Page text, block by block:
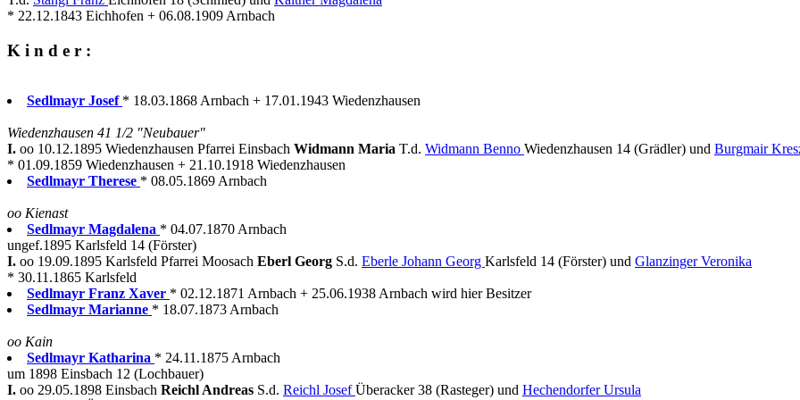
* 22.12.1843 Eichhofen + 06.08.1909 Arnbach
K i n d e r :
Sedlmayr Josef * 18.03.1868 Arnbach + 17.01.1943 Wiedenzhausen
Wiedenzhausen 41 1/2 "Neubauer"
I. oo 10.12.1895 Wiedenzhausen Pfarrei Einsbach Widmann Maria T.d. Widmann Benno Wiedenzhausen 14 (Grädler) und Burgmair
* 01.09.1859 Wiedenzhausen + 21.10.1918 Wiedenzhausen
Sedlmayr Therese * 08.05.1869 Arnbach
oo Kienast
Sedlmayr Magdalena * 04.07.1870 Arnbach
ungef.1895 Karlsfeld 14 (Förster)
I. oo 19.09.1895 Karlsfeld Pfarrei Moosach Eberl Georg S.d. Eberle Johann Georg Karlsfeld 14 (Förster) und Glanzinger Veronika
* 30.11.1865 Karlsfeld
Sedlmayr Franz Xaver * 02.12.1871 Arnbach + 25.06.1938 Arnbach wird hier Besitzer
Sedlmayr Marianne * 18.07.1873 Arnbach
oo Kain
Sedlmayr Katharina * 24.11.1875 Arnbach
um 1898 Einsbach 12 (Lochbauer)
I. oo 29.05.1898 Einsbach Reichl Andreas S.d. Reichl JosefÜberacker 38 (Rasteger) und Hechendorfer Ursula